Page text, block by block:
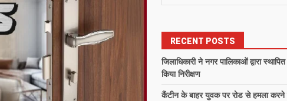
RECENT POSTS
जिलाधिकारी ने नगर पालिकाओं द्वारा
किया निरीक्षण
कैंटीन के बाहर युवक पर रोड से हमला करने